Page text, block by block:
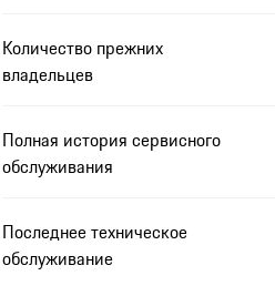
Количество прежних
владельцев
Полная история сервисного
обслуживания
Последнее техническое
обслуживание